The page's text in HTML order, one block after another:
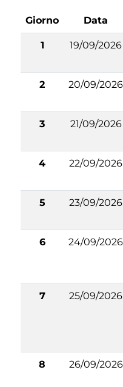
Giorno Data
1 19/09/2026
2 20/09/2026
3 21/09/2026
4 22/09/2026
5 23/09/2026
6 24/09/2026
7 25/09/2026
8 26/09/2026